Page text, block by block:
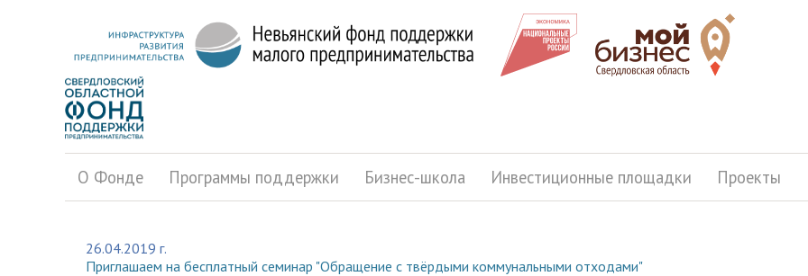
О Фонде Программы поддержки Бизнес-школа Инвестиционные площадки Проекты
26.04.2019 г.
Приглашаем на бесплатный семинар "Обращение с твёрдыми коммунальными отходами"